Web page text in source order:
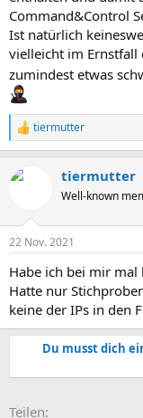
Command&Control
Ist natürlich
vielleicht im Ernstfall
zumindest etwas
R
e
k
e
:
tiermutter
tiermutter
Well-known
22 Nov. 2021
Habe ich bei mir mal
Hatte nur
keine der IPs in den
Du musst dich
Teilen: